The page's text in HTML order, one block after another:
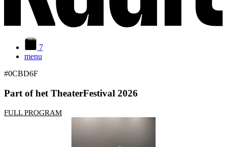
7
menu
#0CBD6F
Part of het TheaterFestival 2026
FULL PROGRAM